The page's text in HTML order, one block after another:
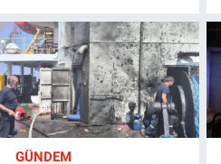
GÜNDEM